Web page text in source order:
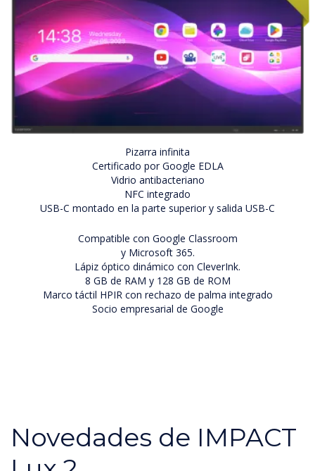
Pizarra infinita
Certificado por Google EDLA
Vidrio antibacteriano
NFC integrado
USB-C montado en la parte superior y salida USB-C
Compatible con Google Classroom
y Microsoft 365.
Lápiz óptico dinámico con CleverInk.
8 GB de RAM y 128 GB de ROM
Marco táctil HPIR con rechazo de palma integrado
Socio empresarial de Google
Novedades de IMPACT